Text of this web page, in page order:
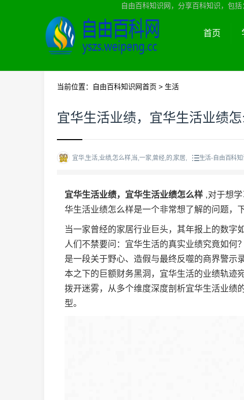
自由百科知识网，分享百科知识，包
首页
当前位置： 自由百科知识网首页 > 生活
宜华生活业绩，宜华生活业绩
宜华,生活,业绩,怎么样,当,一家,曾经,的,家居, 生活-自由百科知
宜华生活业绩，宜华生活业绩怎么样 ,对于想
华生活业绩怎么样是一个非常想了解的问题，
当一家曾经的家居行业巨头，其年报上的数字
人们不禁要问：宜华生活的真实业绩究竟如何
是一段关于野心、造假与最终反噬的商界警示
本之下的巨额财务黑洞，宜华生活的业绩轨迹
拨开迷雾，从多个维度深度剖析宜华生活业绩
型。